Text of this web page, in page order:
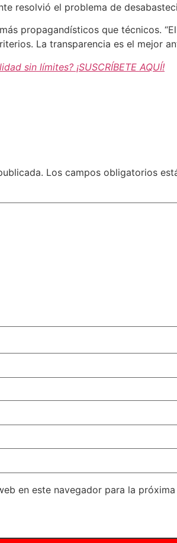
resolvió el problema de
propagandísticos que técnicos.
La transparencia es el mejor
sin límites? ¡SUSCRÍBETE AQUÍ!
Los campos obligatorios
en este navegador para la